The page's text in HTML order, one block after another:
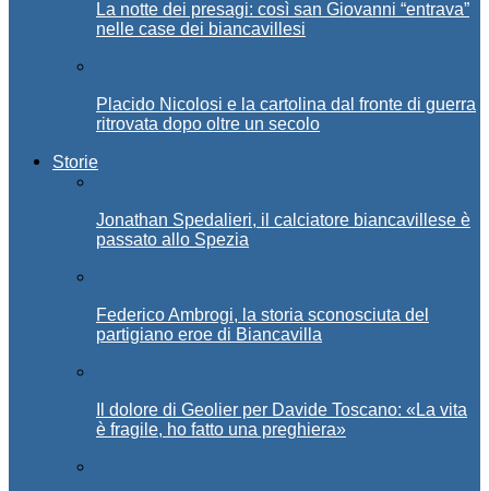
La notte dei presagi: così san Giovanni “entrava”
nelle case dei biancavillesi
Placido Nicolosi e la cartolina dal fronte di guerra
ritrovata dopo oltre un secolo
Storie
Jonathan Spedalieri, il calciatore biancavillese è
passato allo Spezia
Federico Ambrogi, la storia sconosciuta del
partigiano eroe di Biancavilla
Il dolore di Geolier per Davide Toscano: «La vita
è fragile, ho fatto una preghiera»